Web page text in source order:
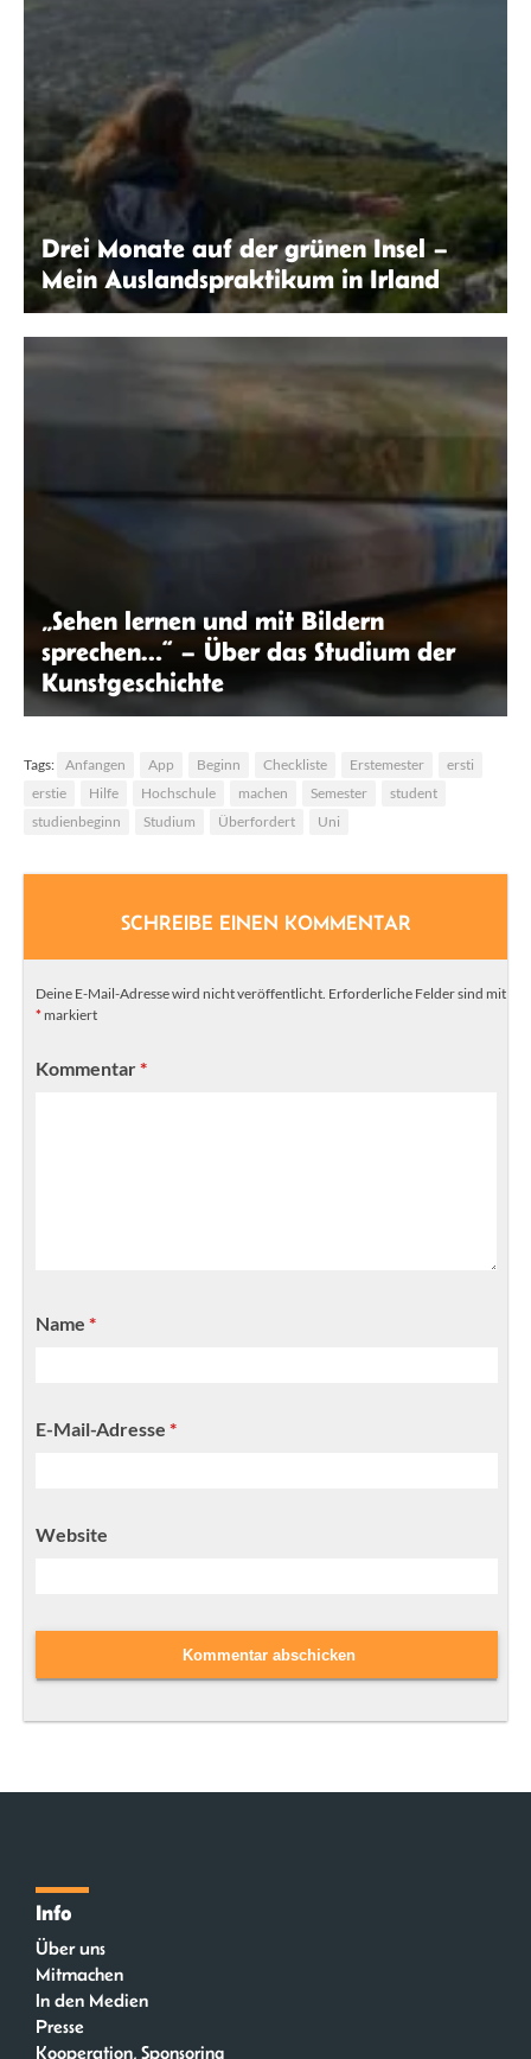
Drei Monate auf der grünen Insel –
Mein Auslandspraktikum in Irland
„Sehen lernen und mit Bildern
sprechen…“ – Über das Studium der
Kunstgeschichte
Tags: Anfangen App Beginn Checkliste Erstemester
ersti
erstie
Hilfe Hochschule machen Semester
student
studienbeginn
Studium Überfordert Uni
SCHREIBE EINEN KOMMENTAR
Deine E-Mail-Adresse wird nicht veröffentlicht. Erforderliche Felder sind mit
* markiert
Kommentar*
Name *
E-Mail-Adresse *
Website
Info
Über uns
Mitmachen
In den Medien
Presse
Kooperation, Sponsoring